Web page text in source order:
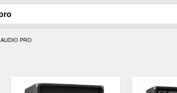
ACTUAL:
AUDIO PRO